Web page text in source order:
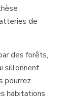
de
des forêts,
sillonnent
pourrez
habitations